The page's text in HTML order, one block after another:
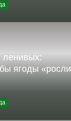
ленивых:
ягоды «росли